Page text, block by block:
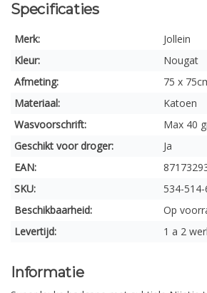
Specificaties
Merk:
Jollein
Kleur:
Nougat
Afmeting:
75 x
Materiaal:
Katoen
Wasvoorschrift:
Max 40
Geschikt voor droger:
Ja
EAN:
SKU:
534-
Beschikbaarheid:
Op
Levertijd:
1 a 2
Informatie